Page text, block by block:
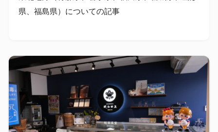
県、福島県）についての記事